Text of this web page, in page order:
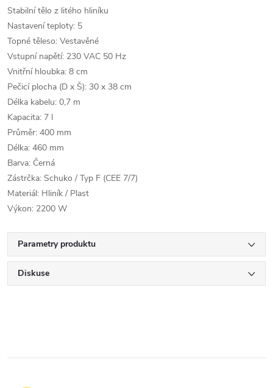
Stabilní tělo z litého hliníku
Nastavení teploty: 5
Topné těleso: Vestavěné
Vstupní napětí: 230 VAC 50 Hz
Vnitřní hloubka: 8 cm
Pečicí plocha (D x Š): 30 x 38 cm
Délka kabelu: 0,7 m
Kapacita: 7 l
Průměr: 400 mm
Délka: 460 mm
Barva: Černá
Zástrčka: Schuko / Typ F (CEE 7/7)
Materiál: Hliník / Plast
Výkon: 2200 W
Parametry produktu
Diskuse